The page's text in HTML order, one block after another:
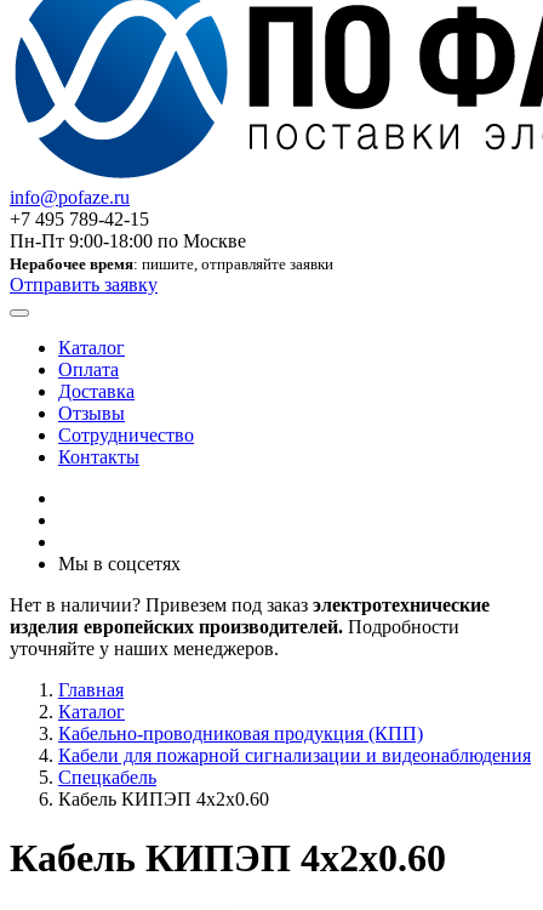
info@pofaze.ru
+7 495 789-42-15
Пн-Пт 9:00-18:00 по Москве
Нерабочее время: пишите, отправляйте заявки
Отправить заявку
Каталог
Оплата
Доставка
Отзывы
Сотрудничество
Контакты
Мы в соцсетях
Нет в наличии? Привезем под заказ электротехнические
изделия европейских производителей. Подробности
уточняйте у наших менеджеров.
Главная
Каталог
Кабельно-проводниковая продукция (КПП)
Кабели для пожарной сигнализации и видеонаблюдения
Спецкабель
Кабель КИПЭП 4х2х0.60
Кабель КИПЭП 4х2х0.60